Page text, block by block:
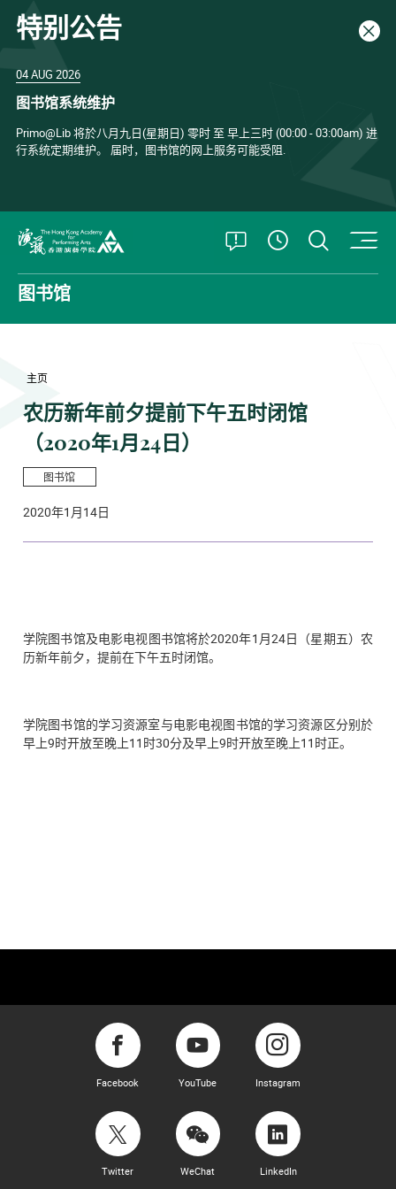
特别公告 关闭
04 AUG 2026
图书馆系统维护
Primo@Lib 将於八月九日(星期日) 零时 至 早上三时 (00:00 - 03:00am) 进
行系统定期维护。 届时，图书馆的网上服务可能受阻.
打开特别公告
查看開放時
打开
图书馆
主页
农历新年前夕提前下午五时闭馆
（2020年1月24日）
图书馆
2020年1月14日
学院图书馆及电影电视图书馆将於2020年1月24日（星期五）农
历新年前夕，提前在下午五时闭馆。
学院图书馆的学习资源室与电影电视图书馆的学习资源区分别於
早上9时开放至晚上11时30分及早上9时开放至晚上11时正。
Facebook YouTube Instagram
Twitter WeChat LinkedIn